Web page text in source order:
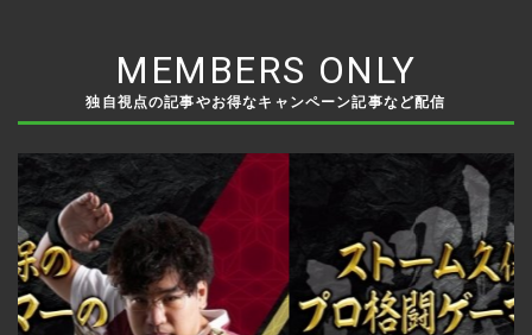
MEMBERS ONLY
独自視点の記事やお得なキャンペーン記事など配信